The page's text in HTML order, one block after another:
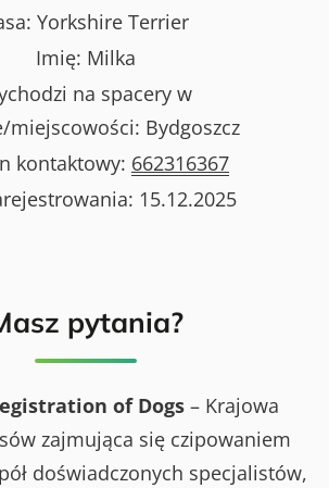
Yorkshire Terrier
Imię: Milka
na spacery w
miejscowości: Bydgoszcz
kontaktowy: 662316367
15.12.2025
pytania?
of Dogs– Krajowa
zajmująca się czipowaniem
doświadczonych specjalistów,